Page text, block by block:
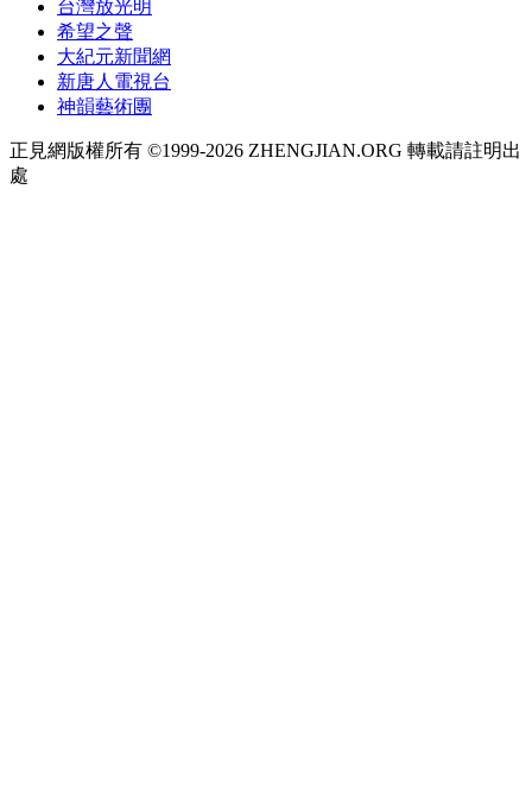
台灣放光明
希望之聲
大紀元新聞網
新唐人電視台
神韻藝術團
正見網版權所有 ©1999-2026 ZHENGJIAN.ORG 轉載請註明出
處